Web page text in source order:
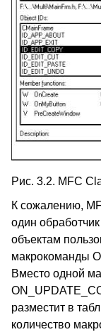
Рис. 3.2. MFC
К сожалению,
один
объектам
макрокоманды
Вместо одной
разместит в
количество